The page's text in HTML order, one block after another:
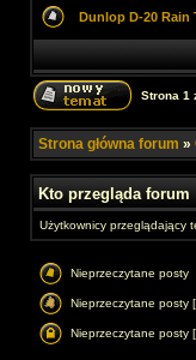
Dunlop D-20 Rain
Strona 1
Strona główna forum »
Kto przegląda forum
Użytkownicy przeglądający
Nieprzeczytane posty
Nieprzeczytane posty
Nieprzeczytane posty